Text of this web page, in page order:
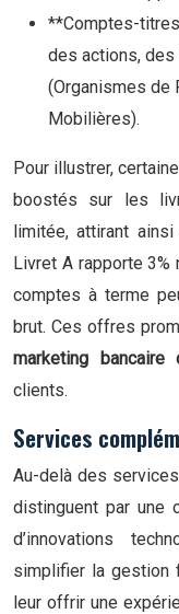
**Comptes-
des actions,
(Organismes de
Mobilières).
Pour illustrer,
boostés sur les
limitée, attirant
Livret A rapporte 3%
comptes à terme
brut. Ces offres
marketing bancaire
clients.
Services
Au-delà des
distinguent par une
d’innovations
simplifier la gestion
leur offrir une